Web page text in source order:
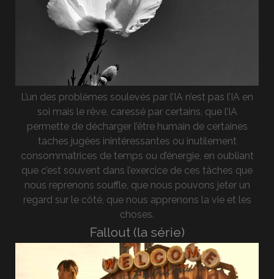
L’un des problèmes soulevés par l’IA n’est pas l’IA en
soi mais le rêve, caressé par certains, que l’IA
permette de décharger l’être humain de certaines
taches jugées inintéressantes ou inutilement
consommatrices de temps ou d’énergie, en oubliant
que c’est souvent dans l’exercice de ces tâches que
nous reprenons souffle, que nous pouvons jeter un
regard sur le côté, que nous apprenons la vie et les
choses.
Fallout (la série)